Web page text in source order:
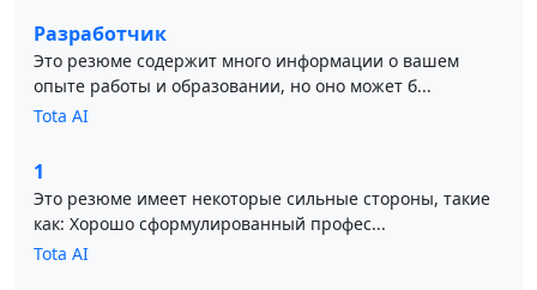
Разработчик
Это резюме содержит много информации о вашем
опыте работы и образовании, но оно может б...
Tota AI
1
Это резюме имеет некоторые сильные стороны, такие
как: Хорошо сформулированный профес...
Tota AI